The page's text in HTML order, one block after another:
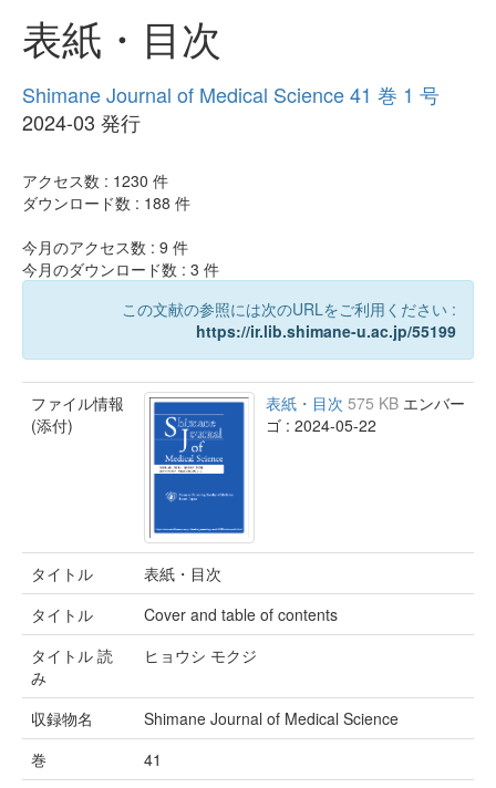
表紙・目次
Shimane Journal of Medical Science 41 巻 1 号
2024-03 発行
アクセス数 : 1230 件
ダウンロード数 : 188 件
今月のアクセス数 : 9 件
今月のダウンロード数 : 3 件
この文献の参照には次のURLをご利用ください :
https://ir.lib.shimane-u.ac.jp/55199
ファイル情報
(添付)
表紙・目次 575 KB エンバー
ゴ : 2024-05-22
タイトル
表紙・目次
タイトル
Cover and table of contents
タイトル 読
み
ヒョウシ モクジ
収録物名
Shimane Journal of Medical Science
巻
41